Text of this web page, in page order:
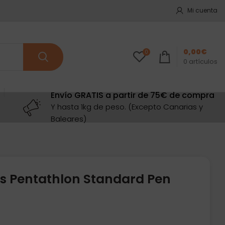
Mi cuenta
0
0 artículos
0,00€
Envío GRATIS a partir de 75€ de compra
Y hasta 1kg de peso. (Excepto Canarias y
Baleares)
Pentathlon Standard Pen